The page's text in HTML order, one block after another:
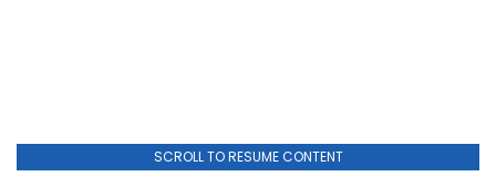
SCROLL TO RESUME CONTENT